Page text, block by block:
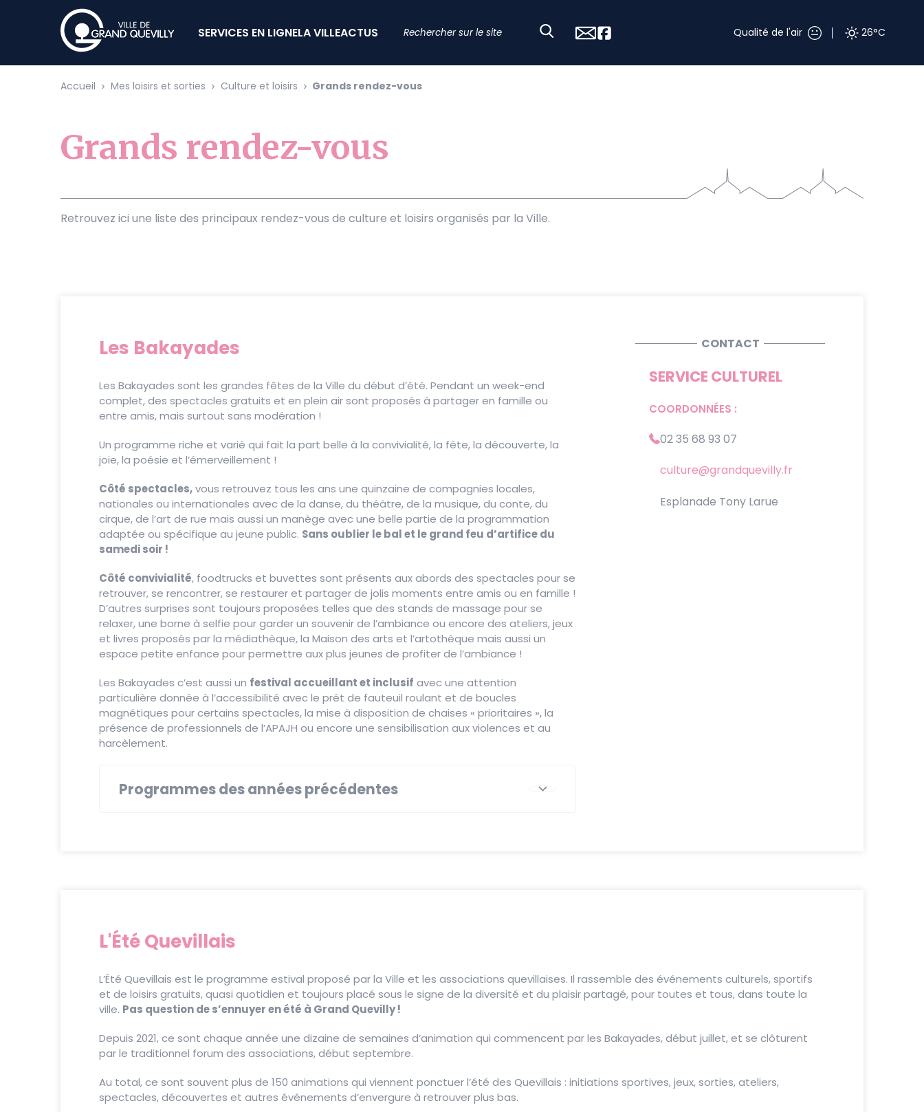
SERVICES EN LIGNELA VILLEACTUS Qualité de l'air 26°C
Accueil Mes loisirs et sorties Culture et loisirs Grands rendez-vous
Grands rendez-vous
Retrouvez ici une liste des principaux rendez-vous de culture et loisirs organisés par la Ville.
Les Bakayades
Les Bakayades sont les grandes fêtes de la Ville du début d’été. Pendant un week-end
complet, des spectacles gratuits et en plein air sont proposés à partager en famille ou
entre amis, mais surtout sans modération !
Un programme riche et varié qui fait la part belle à la convivialité, la fête, la découverte, la
joie, la poésie et l’émerveillement !
Côté spectacles,vous retrouvez tous les ans une quinzaine de compagnies locales,
nationales ou internationales avec de la danse, du théâtre, de la musique, du conte, du
cirque, de l’art de rue mais aussi un manège avec une belle partie de la programmation
adaptée ou spécifique au jeune public. Sans oublier le bal et le grand feu d’artifice du
samedi soir !
Côté convivialité, foodtrucks et buvettes sont présents aux abords des spectacles pour se
retrouver, se rencontrer, se restaurer et partager de jolis moments entre amis ou en famille !
D’autres surprises sont toujours proposées telles que des stands de massage pour se
relaxer, une borne à selfie pour garder un souvenir de l’ambiance ou encore des ateliers, jeux
et livres proposés par la médiathèque, la Maison des arts et l’artothèque mais aussi un
espace petite enfance pour permettre aux plus jeunes de profiter de l’ambiance !
Les Bakayades c’est aussi un festival accueillant et inclusif avec une attention
particulière donnée à l’accessibilité avec le prêt de fauteuil roulant et de boucles
magnétiques pour certains spectacles, la mise à disposition de chaises « prioritaires », la
présence de professionnels de l’APAJH ou encore une sensibilisation aux violences et au
harcèlement.
Programmes des années précédentes
CONTACT
SERVICE CULTUREL
COORDONNÉES :
02 35 68 93 07
culture@grandquevilly.fr
Esplanade Tony Larue
L'Été Quevillais
L’Été Quevillais est le programme estival proposé par la Ville et les associations quevillaises. Il rassemble des événements culturels, sportifs
et de loisirs gratuits, quasi quotidien et toujours placé sous le signe de la diversité et du plaisir partagé, pour toutes et tous, dans toute la
ville. Pas question de s’ennuyer en été à Grand Quevilly !
Depuis 2021, ce sont chaque année une dizaine de semaines d’animation qui commencent par les Bakayades, début juillet, et se clôturent
par le traditionnel forum des associations, début septembre.
Au total, ce sont souvent plus de 150 animations qui viennent ponctuer l’été des Quevillais : initiations sportives, jeux, sorties, ateliers,
spectacles, découvertes et autres événements d’envergure à retrouver plus bas.